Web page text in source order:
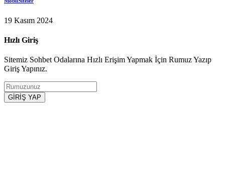
19 Kasım 2024
Hızlı Giriş
Sitemiz Sohbet Odalarına Hızlı Erişim Yapmak İçin Rumuz Yazıp
Giriş Yapınız.
GİRİŞ YAP